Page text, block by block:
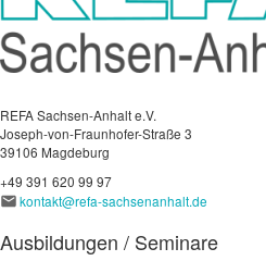
REFA Sachsen-Anhalt e.V.
Joseph-von-Fraunhofer-Straße 3
39106 Magdeburg
+49 391 620 99 97
kontakt@refa-sachsenanhalt.de
Ausbildungen / Seminare